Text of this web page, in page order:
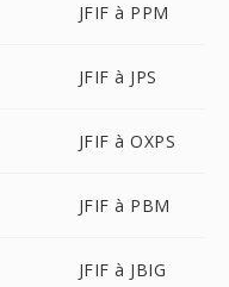
JFIF à PPM
JFIF à JPS
JFIF à OXPS
JFIF à PBM
JFIF à JBIG